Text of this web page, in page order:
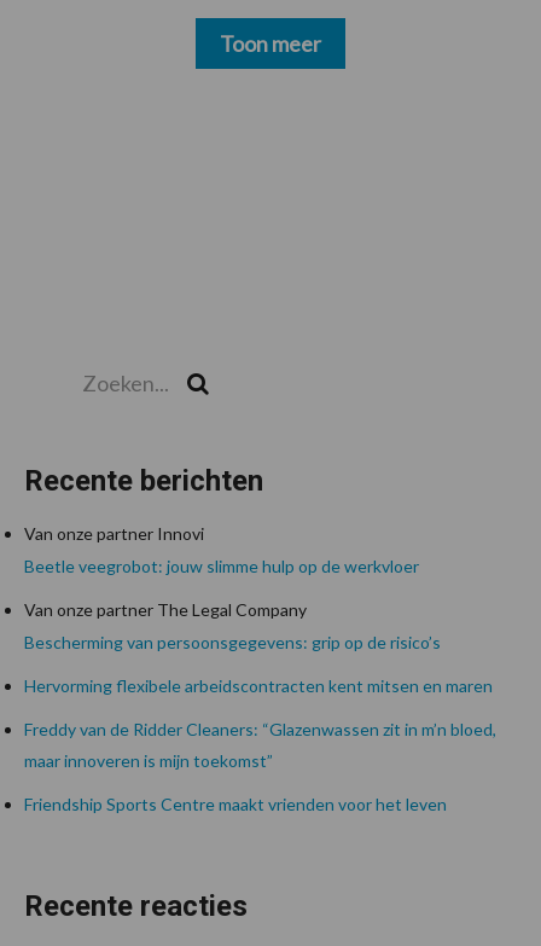
Toon meer
Recente berichten
Van onze partner Innovi
Beetle veegrobot: jouw slimme hulp op de werkvloer
Van onze partner The Legal Company
Bescherming van persoonsgegevens: grip op de risico’s
Hervorming flexibele arbeidscontracten kent mitsen en maren
Freddy van de Ridder Cleaners: “Glazenwassen zit in m’n bloed,
maar innoveren is mijn toekomst”
Friendship Sports Centre maakt vrienden voor het leven
Recente reacties